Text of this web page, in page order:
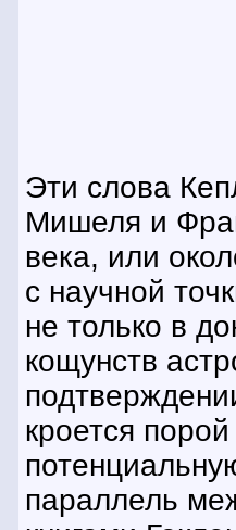
Эти слова
Мишеля и
века, или
с научной
не только в
кощунств
кроется
параллель